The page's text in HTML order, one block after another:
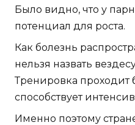
Было видно, что у
потенциал для роста.
Как болезнь
нельзя назвать
Тренировка проходит
способствует
Именно поэтому